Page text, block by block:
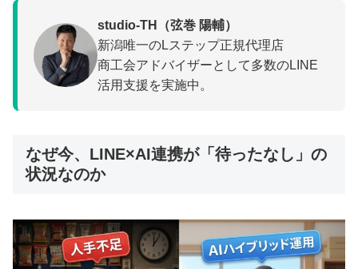
studio-TH（弦巻 陽輔）
新潟唯一のLステップ正規代理店
商工会アドバイザーとして多数のLINE
活用支援を実施中。
なぜ今、LINE×AI連携が「待ったなし」の
状況なのか